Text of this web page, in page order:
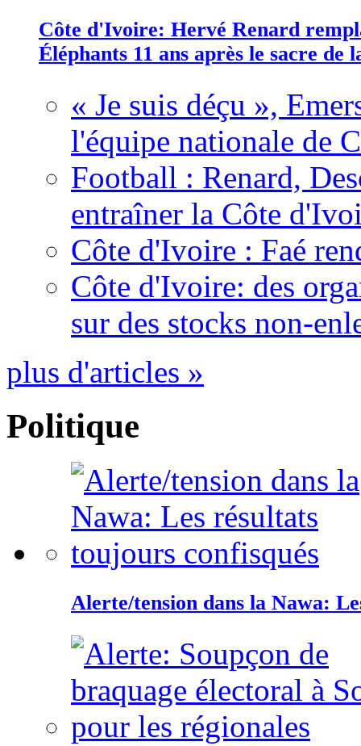
Côte d'Ivoire: Hervé Renard
Éléphants 11 ans après le sacre de
« Je suis déçu »,
l'équipe nationale de
Football : Renard,
entraîner la Côte
Côte d'Ivoire : Faé
Côte d'Ivoire: des
sur des stocks non-
plus d'articles »
Politique
Alerte/tension dans la Nawa: